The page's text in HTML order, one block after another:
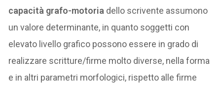
capacità grafo-motoria dello scrivente assumono
un valore determinante, in quanto soggetti con
elevato livello grafico possono essere in grado di
realizzare scritture/firme molto diverse, nella forma
e in altri parametri morfologici, rispetto alle firme